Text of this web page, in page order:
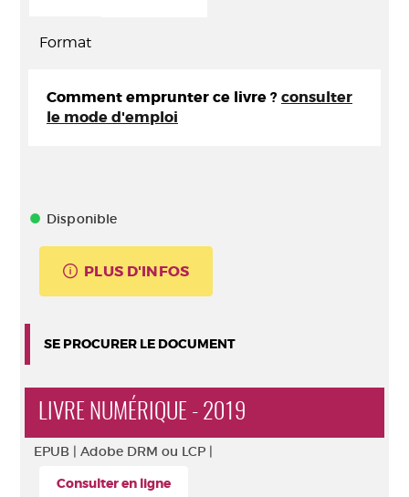
Format
Comment emprunter ce livre ? consulter
le mode d'emploi
Disponible
PLUS D'INFOS
SE PROCURER LE DOCUMENT
LIVRE NUMÉRIQUE - 2019
EPUB | Adobe DRM ou LCP |
Consulter en ligne